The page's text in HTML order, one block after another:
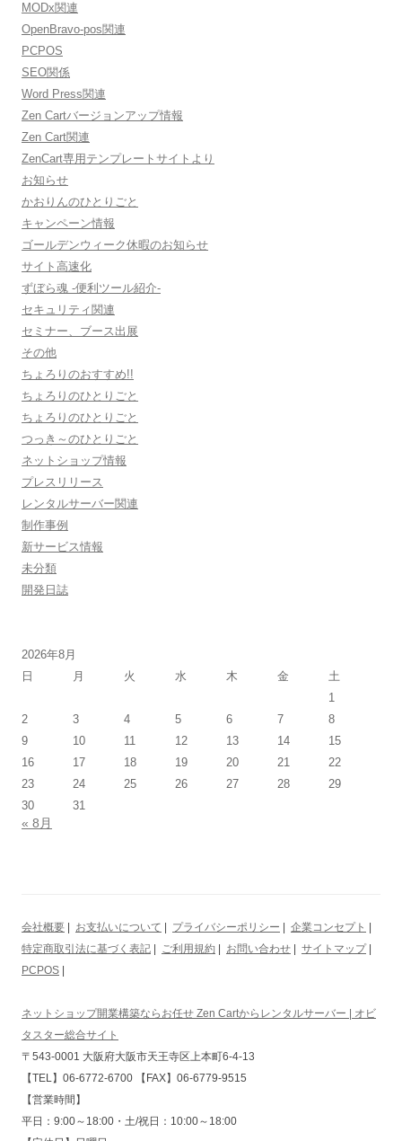
MODx関連
OpenBravo-pos関連
PCPOS
SEO関係
Word Press関連
Zen Cartバージョンアップ情報
Zen Cart関連
ZenCart専用テンプレートサイトより
お知らせ
かおりんのひとりごと
キャンペーン情報
ゴールデンウィーク休暇のお知らせ
サイト高速化
ずぼら魂 -便利ツール紹介-
セキュリティ関連
セミナー、ブース出展
その他
ちょろりのおすすめ!!
ちょろりのひとりごと
ちょろりのひとりごと
つっき～のひとりごと
ネットショップ情報
プレスリリース
レンタルサーバー関連
制作事例
新サービス情報
未分類
開発日誌
2026年8月
日
月 火 水 木 金
土
1
2
3 4 5 6 7
8
9
10 11 12 13 14
15
16
17 18 19 20 21
22
23
24 25 26 27 28
29
30
31
« 8月
会社概要 お支払いについて プライバシーポリシー 企業コンセプト
特定商取引法に基づく表記
ご利用規約 お問い合わせ サイトマップ|
PCPOS
ネットショップ開業構築ならお任せ Zen Cartからレンタルサーバー | オビ
タスター総合サイト
〒543-0001 大阪府大阪市天王寺区上本町6-4-13
【TEL】06-6772-6700 【FAX】06-6779-9515
【営業時間】
平日：9:00～18:00・土/祝日：10:00～18:00